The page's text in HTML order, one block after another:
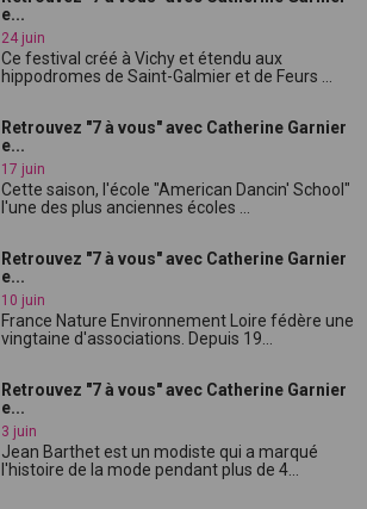
e...
24 juin
Ce festival créé à Vichy et étendu aux
hippodromes de Saint-Galmier et de Feurs ...
Retrouvez "7 à vous" avec Catherine Garnier
e...
17 juin
Cette saison, l'école "American Dancin' School"
l'une des plus anciennes écoles ...
Retrouvez "7 à vous" avec Catherine Garnier
e...
10 juin
France Nature Environnement Loire fédère une
vingtaine d'associations. Depuis 19...
Retrouvez "7 à vous" avec Catherine Garnier
e...
3 juin
Jean Barthet est un modiste qui a marqué
l'histoire de la mode pendant plus de 4...